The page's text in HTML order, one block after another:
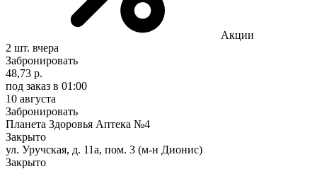
Акции
2 шт. вчера
Забронировать
48,73 р.
под заказ в 01:00
10 августа
Забронировать
Планета Здоровья Аптека №4
Закрыто
ул. Уручская, д. 11а, пом. 3 (м-н Дионис)
Закрыто